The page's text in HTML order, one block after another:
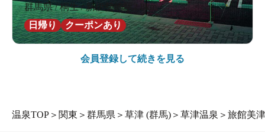
群馬県 / 桐生 / 新伊勢崎駅2.8km
日帰り
クーポンあり
会員登録して続きを見る
温泉TOP ＞ 関東 ＞ 群馬県 ＞ 草津 (群馬) ＞ 草津温泉 ＞ 旅館美